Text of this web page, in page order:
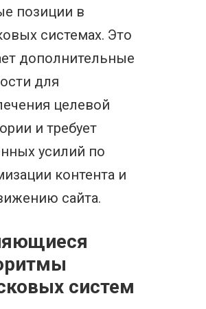
позиции в
системах. Это
дополнительные
для
целевой
и требует
усилий по
контента и
сайта.
систем